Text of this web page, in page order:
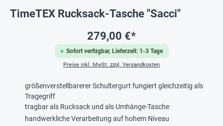
TimeTEX Rucksack-Tasche "Sacci"
Sofort verfügbar, Lieferzeit: 1-3 Tage
279,00 €*
Preise inkl. MwSt. zzgl. Versandkosten
größenverstellbarerer Schultergurt fungiert gleichzeitig als
Tragegriff
tragbar als Rucksack und als Umhänge-Tasche
handwerkliche Verarbeitung auf hohem Niveau